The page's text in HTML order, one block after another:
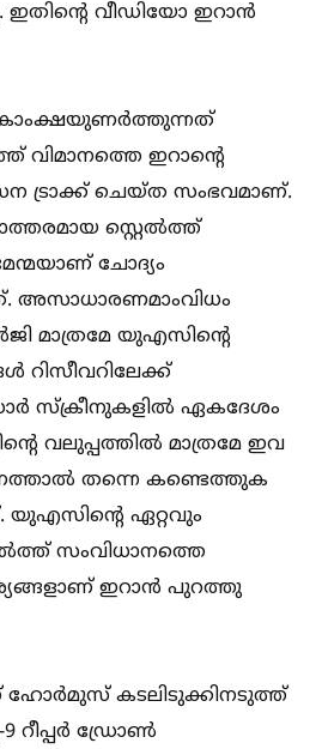
ഇതിന്റെ വീഡിയോ ഇറാൻ
വിമാനത്തെ ഇറാന്റെ
ട്രാക്ക് ചെയ്ത സംഭവമാണ്.
സ്റ്റെല്‍ത്ത്
ചോദ്യം
അസാധാരണമാംവിധം
മാത്രമേ യുഎസിന്റെ
റിസീവറിലേക്ക്
സ്ക്രീനുകളില്‍ ഏകദേശം
വലുപ്പത്തില്‍ മാത്രമേ ഇവ
തന്നെ കണ്ടെത്തുക
ഏറ്റവും
സംവിധാനത്തെ
ഇറാൻ പുറത്തു
കടലിടുക്കിനടുത്ത്
ഡ്രോണ്‍